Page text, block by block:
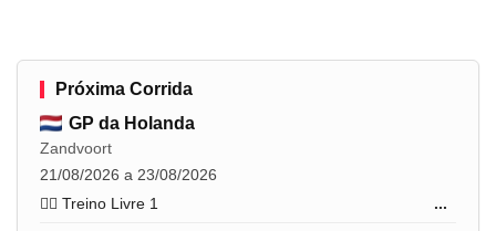
Próxima Corrida
GP da Holanda
Zandvoort
21/08/2026 a 23/08/2026
🏋️‍♂️ Treino Livre 1
...